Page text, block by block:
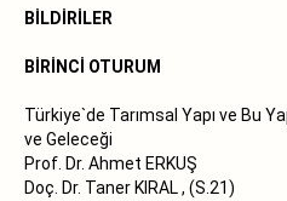
BİLDİRİLER
BİRİNCİ OTURUM
Türkiye`de Tarımsal Yapı ve Bu
ve Geleceği
Prof. Dr. Ahmet ERKUŞ
Doç. Dr. Taner KIRAL , (S.21)